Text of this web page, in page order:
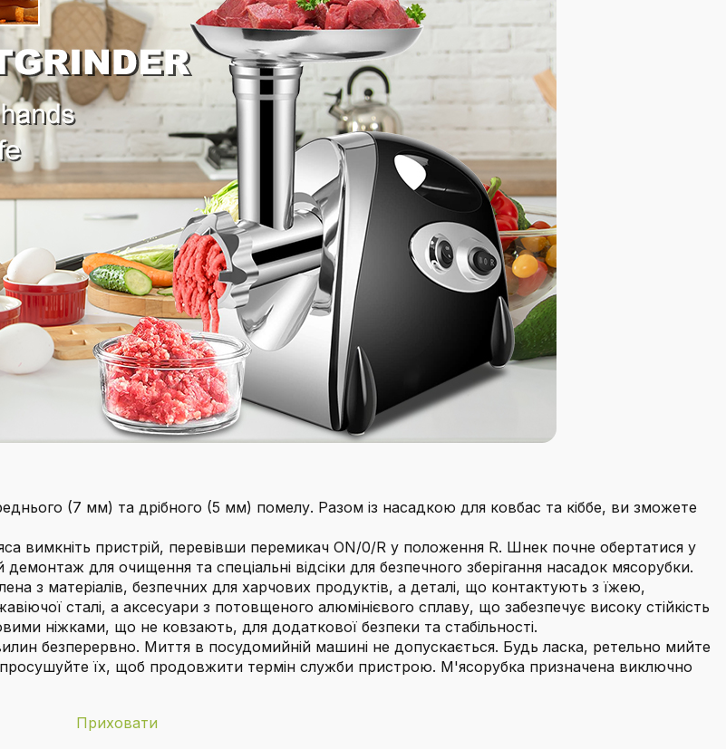
(7 мм) та дрібного (5 мм) помелу. Разом із насадкою для ковбас та кіббе, ви зможете
вимкніть пристрій, перевівши перемикач ON/0/R у положення R. Шнек почне обертатися у
для очищення та спеціальні відсіки для безпечного зберігання насадок мясорубки.
матеріалів, безпечних для харчових продуктів, а деталі, що контактують з їжею,
сталі, а аксесуари з потовщеного алюмінієвого сплаву, що забезпечує високу стійкість
ніжками, що не ковзають, для додаткової безпеки та стабільності.
безперервно. Миття в посудомийній машині не допускається. Будь ласка, ретельно мийте
їх, щоб продовжити термін служби пристрою. М'ясорубка призначена виключно
Приховати